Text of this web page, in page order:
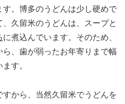
。博多のうどんは少し硬めで
久留米のうどんは、スープと
に煮込んでいます。そのため、
、歯が弱ったお年寄りまで幅
す。
すから、当然久留米でうどんを